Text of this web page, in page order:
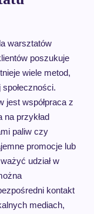
warsztatów
poszukuje
wiele metod,
jest współpraca z
przykład
paliw czy
promocje lub
udział w
kontakt
mediach,